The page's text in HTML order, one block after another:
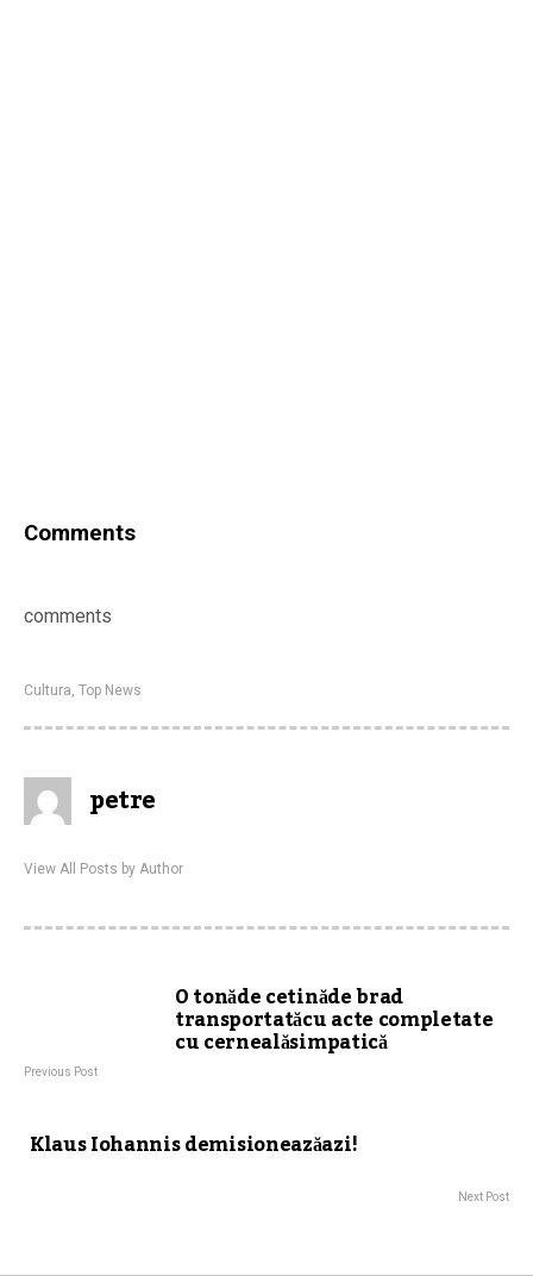
Comments
comments
Cultura Top News
petre
View All Posts by Author
O tonăde cetinăde brad
transportatăcu acte completate
cu cernealăsimpatică
Previous Post
Klaus Iohannis demisioneazăazi!
Next Post